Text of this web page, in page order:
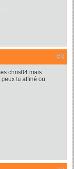
#8
chris84 mais
tu affiné ou